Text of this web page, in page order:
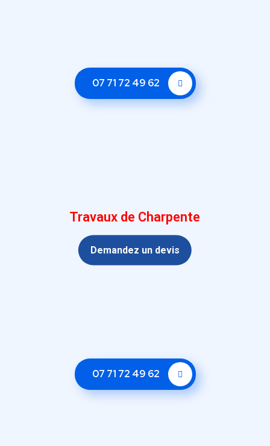
07 71 72 49 62
Travaux de Charpente
Demandez un devis
07 71 72 49 62